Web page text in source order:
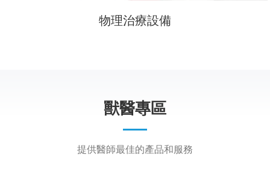
物理治療設備
獸醫專區
提供醫師最佳的產品和服務